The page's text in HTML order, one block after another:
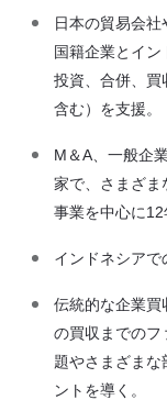
日本の貿易会
国籍企業とイ
投資、合併、買
含む）を支援。
M＆A、一般企
家で、さまざま
事業を中心に12
インドネシアで
伝統的な企業買
の買収までのフ
題やさまざま
ントを導く。